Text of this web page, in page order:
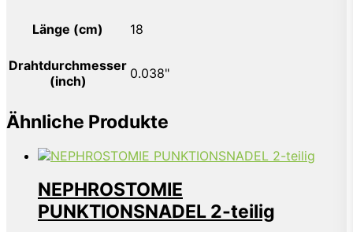
Länge (cm) 18
Drahtdurchmesser
(inch)
0.038"
Ähnliche Produkte
NEPHROSTOMIE
PUNKTIONSNADEL 2-teilig